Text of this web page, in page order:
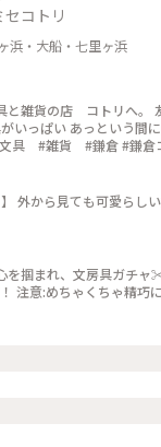
コトリ
浜・大船・七里ヶ浜
っという間に時間が経ってしまいま
買ってしまった‥ #文具 #雑貨 #鎌倉 #
外から見ても可愛らし
を掴まれ、文房具ガチ
意:めちゃくちゃ精巧に出